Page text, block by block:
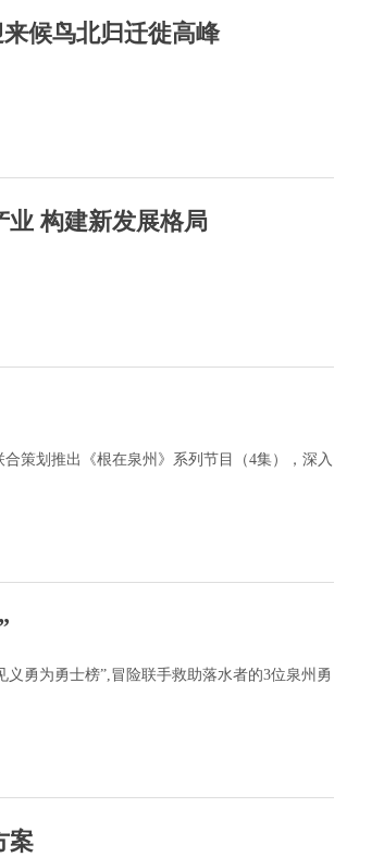
候鸟北归迁徙高峰
业 构建新发展格局
策划推出《根在泉州》系列节目（4集），深入
义勇为勇士榜”,冒险联手救助落水者的3位泉州勇
案